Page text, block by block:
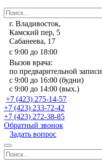
г. Владивосток,
Камский пер, 5
Сабанеева, 17
с 9:00 до 18:00
Вызов врача:
по предварительной записи
с 9:00 до 16:00 (будни)
с 9:00 до 14:00 (вых.)
+7 (423) 275-14-57
+7 (423) 233-72-42
+7 (423) 272-38-85
Обратный звонок
Задать вопрос